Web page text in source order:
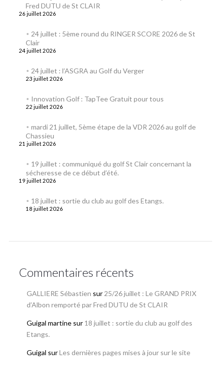
Fred DUTU de St CLAIR
26 juillet 2026
24 juillet : 5ème round du RINGER SCORE 2026 de St
Clair
24 juillet 2026
24 juillet : l’ASGRA au Golf du Verger
23 juillet 2026
Innovation Golf : TapTee Gratuit pour tous
22 juillet 2026
mardi 21 juillet, 5ème étape de la VDR 2026 au golf de
Chassieu
21 juillet 2026
19 juillet : communiqué du golf St Clair concernant la
sécheresse de ce début d’été.
19 juillet 2026
18 juillet : sortie du club au golf des Etangs.
18 juillet 2026
Commentaires récents
GALLIERE Sébastien sur 25/26 juillet : Le GRAND PRIX
d’Albon remporté par Fred DUTU de St CLAIR
Guigal martinesur 18 juillet : sortie du club au golf des
Etangs.
Guigal surLes dernières pages mises à jour sur le site